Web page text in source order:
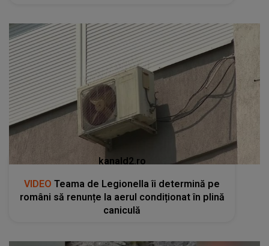
kanald2.ro
VIDEO Teama de Legionella îi determină pe
români să renunțe la aerul condiționat în plină
caniculă